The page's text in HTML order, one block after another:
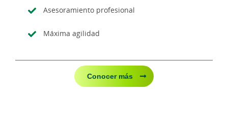
Asesoramiento profesional
Máxima agilidad
Conocer más